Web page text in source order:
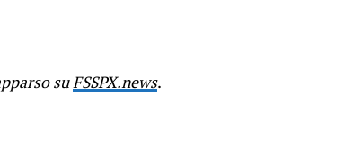
suFSSPX.news.